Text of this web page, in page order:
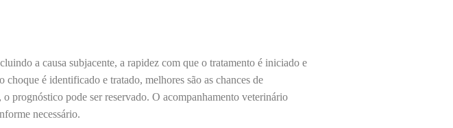
a causa subjacente, a rapidez com que o tratamento é iniciado e
é identificado e tratado, melhores são as chances de
prognóstico pode ser reservado. O acompanhamento veterinário
necessário.